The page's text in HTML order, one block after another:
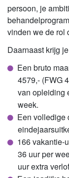
persoon, je
vinden we de rol
Daarnaast krijg
Een bruto
4579,- (FWG
van opleiding
week.
Een volledige
166 vakantie-
36 uur per
uur extra